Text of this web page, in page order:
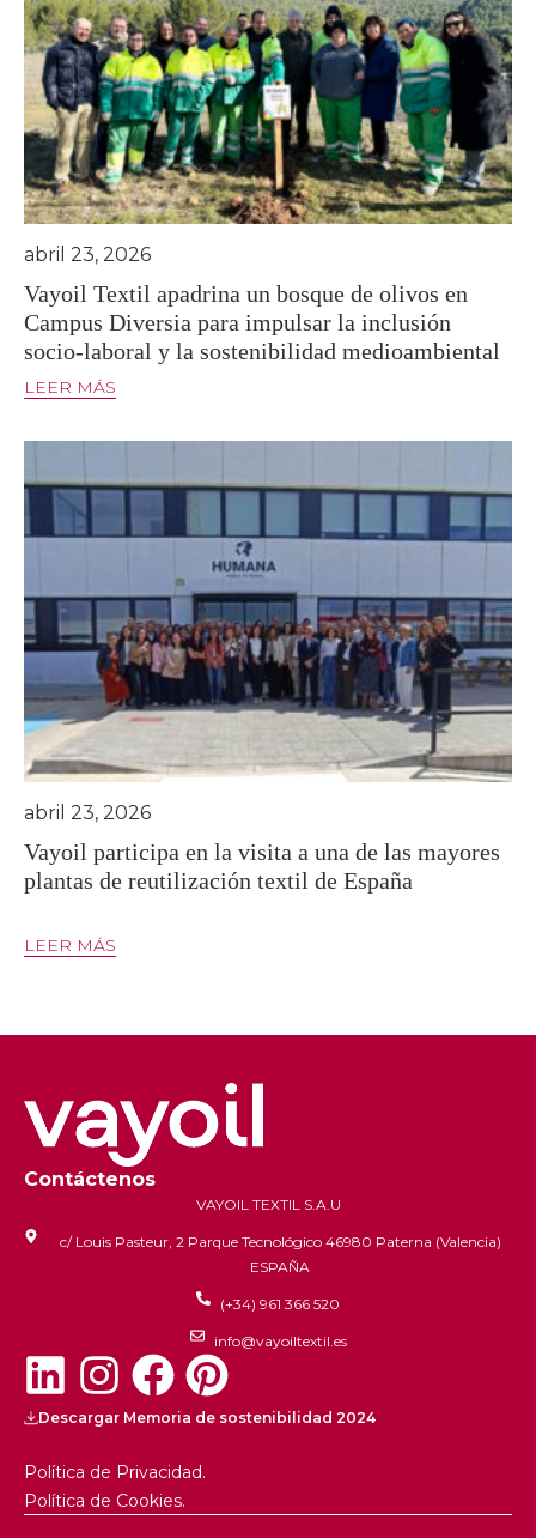
Vayoil Textil apadrina un bosque de olivos en
Campus Diversia para impulsar la inclusión
socio-laboral y la sostenibilidad medioambiental
abril 23, 2026
LEER MÁS
Vayoil participa en la visita a una de las mayores
plantas de reutilización textil de España
abril 23, 2026
LEER MÁS
Contáctenos
VAYOIL TEXTIL S.A.U
c/ Louis Pasteur, 2 Parque Tecnológico 46980 Paterna (Valencia)
ESPAÑA
(+34) 961 366 520
info@vayoiltextil.es
Descargar Memoria de sostenibilidad 2024
Política de Privacidad.
Política de Cookies.